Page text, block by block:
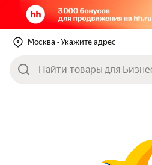
Москва • Укажите адрес